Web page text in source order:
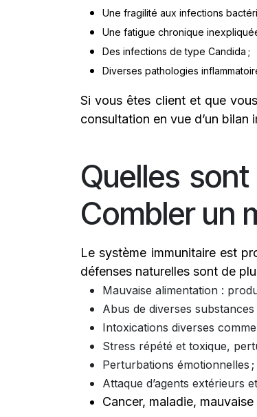
Une fragilité aux infections
Une fatigue chronique
Des infections de type Candida ;
Diverses pathologies
Si vous êtes client et que
consultation en vue d’un
Quelles
Combler un
Le système immunitaire est
défenses naturelles sont de
Mauvaise alimentation :
Abus de diverses
Intoxications diverses
Stress répété et toxique,
Perturbations émotionnelles ;
Attaque d’agents extérieurs
Cancer, maladie,